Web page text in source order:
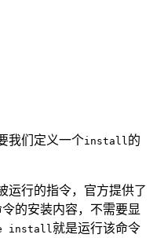
我们定义一个install 的
运行的指令，官方提供了
的安装内容，不需要显
install就是运行该命令